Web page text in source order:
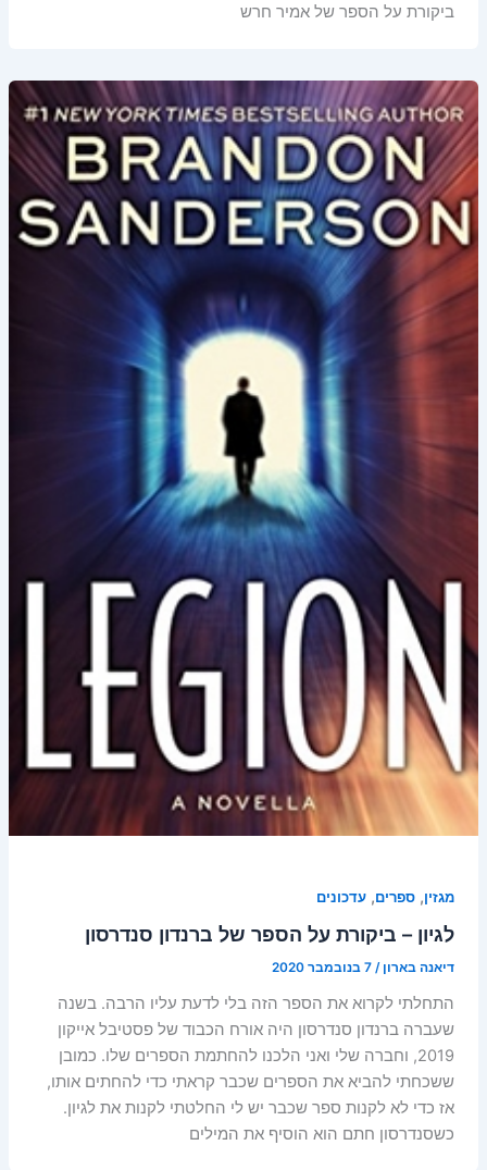
ביקורת על הספר של אמיר חרש
מגזין, ספרים, עדכונים
לגיון – ביקורת על הספר של ברנדון סנדרסון
דיאנה בארון/ 7 בנובמבר 2020
התחלתי לקרוא את הספר הזה בלי לדעת עליו הרבה. בשנה
שעברה ברנדון סנדרסון היה אורח הכבוד של פסטיבל אייקון
2019, וחברה שלי ואני הלכנו להחתמת הספרים שלו. כמובן
ששכחתי להביא את הספרים שכבר קראתי כדי להחתים אותו,
אז כדי לא לקנות ספר שכבר יש לי החלטתי לקנות את לגיון.
כשסנדרסון חתם הוא הוסיף את המילים